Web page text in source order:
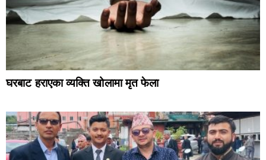
घरबाट हराएका व्यक्ति खोलामा मृत फेला